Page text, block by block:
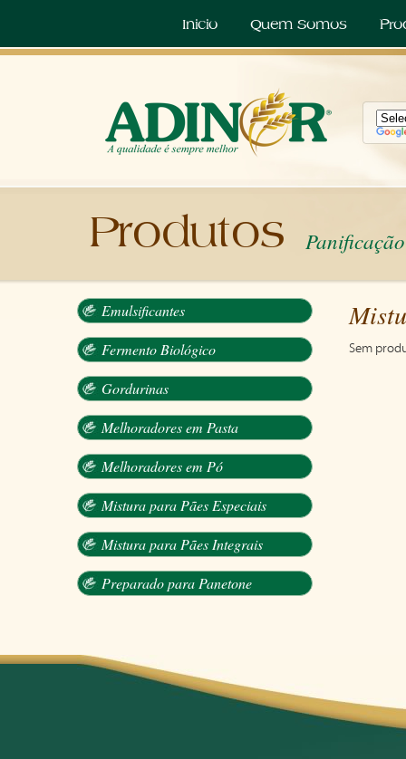
Inicio Quem Somos
Produtos Panificação
Emulsificantes
Fermento Biológico
Gordurinas
Melhoradores em Pasta
Melhoradores em Pó
Mistura para Pães Especiais
Mistura para Pães Integrais
Preparado para Panetone
Sem